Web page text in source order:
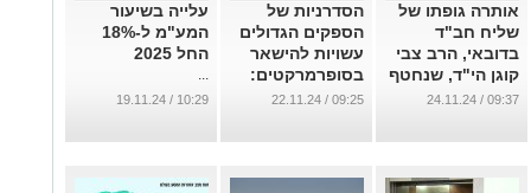
אותרה גופתו של
שליח חב"ד
בדובאי, הרב צבי
קוגן הי"ד, שנחטף
ונרצח בידי
בשם איראן
09:37 / 24.11.24
הסדרניות של
הספקים הגדולים
עשויות להישאר
בסופרמרקטים:
רשות התחרות
במעבר האחריות
...
09:25 / 22.11.24
עלייה בשיעור
המע"מ ל-18%
החל 2025
...
10:29 / 19.11.24